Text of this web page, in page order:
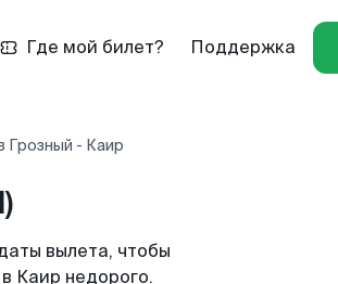
Где мой билет? Поддержка
Грозный - Каир
вылета, чтобы
Каир недорого.